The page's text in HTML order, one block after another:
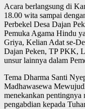
Acara berlangsung di
18.00 wita sampai
Perbekel Desa Dajan
Pemuka Agama Hindu
Griya, Kelian Adat se-
Dajan Peken, TP PKK,
unsur lainnya dalam
Tema Dharma Santi
Madhawasewa
menekankan pentingnya
pengabdian kepada